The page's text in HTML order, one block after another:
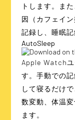
トします。ま
因（カフェイ
記録し、睡眠
AutoSleep
Apple Watch
す。手動での
して寝るだけ
数変動、体温
ます。